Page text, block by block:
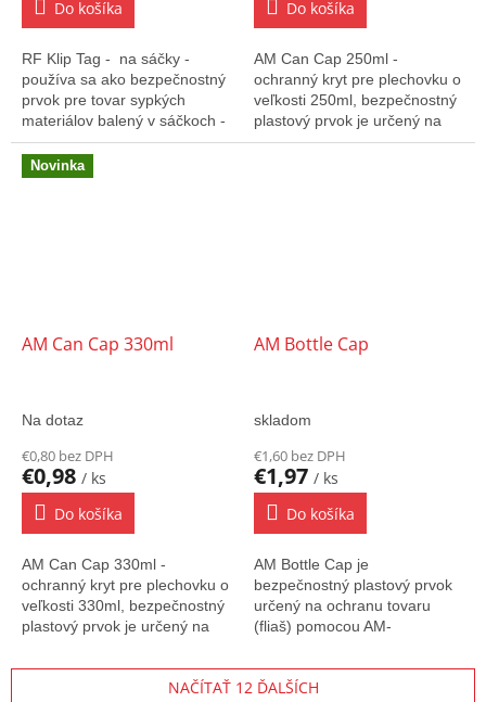
Do košíka
RF Klip Tag - na sáčky -
používa sa ako bezpečnostný
prvok pre tovar sypkých
materiálov balený v sáčkoch -
krmivo pre psy a mačky, káva,
prací prach, tablety do
umývačky a...
Do košíka
AM Can Cap 250ml -
ochranný kryt pre plechovku o
veľkosti 250ml, bezpečnostný
plastový prvok je určený na
ochranu (zabezpečenie)
Novinka
AM Can Cap 330ml
Na dotaz
€0,80 bez DPH
€0,98 / ks
Do košíka
AM Can Cap 330ml -
ochranný kryt pre plechovku o
veľkosti 330ml, bezpečnostný
plastový prvok je určený na
tovaru - plechoviek pomocou
AM Bottle Cap
skladom
€1,60 bez DPH
€1,97 / ks
Do košíka
AM Bottle Cap je
bezpečnostný plastový prvok
určený na ochranu tovaru
(fliaš) pomocou AM-
NAČÍTAŤ 12 ĎALŠÍCH